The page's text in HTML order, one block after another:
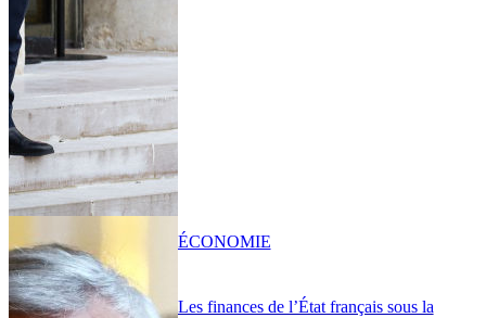
Les finances de l’État français sous la
ÉCONOMIE